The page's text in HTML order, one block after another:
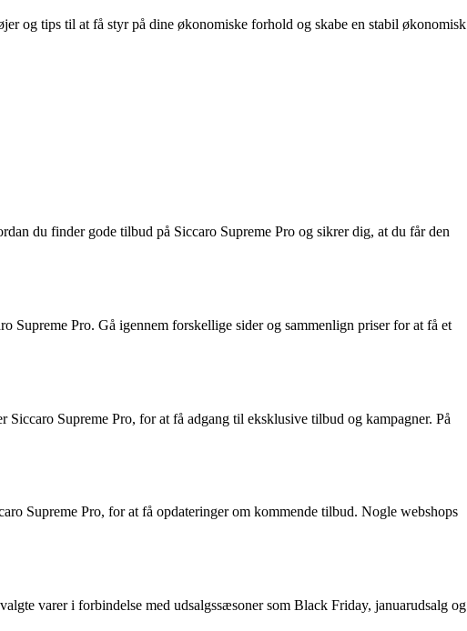
og tips til at få styr på dine økonomiske forhold og skabe en stabil økonomisk
du finder gode tilbud på Siccaro Supreme Pro og sikrer dig, at du får den
Supreme Pro. Gå igennem forskellige sider og sammenlign priser for at få et
Supreme Pro, for at få adgang til eksklusive tilbud og kampagner. På
Supreme Pro, for at få opdateringer om kommende tilbud. Nogle webshops
varer i forbindelse med udsalgssæsoner som Black Friday, januarudsalg og